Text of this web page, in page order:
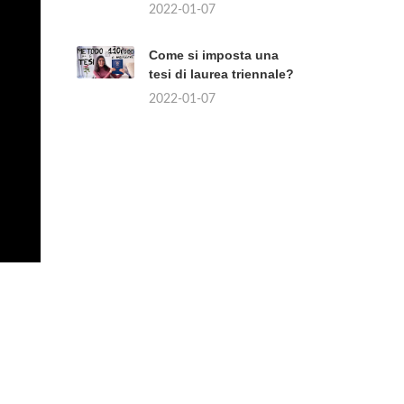
2022-01-07
Come si imposta una
tesi di laurea triennale?
2022-01-07